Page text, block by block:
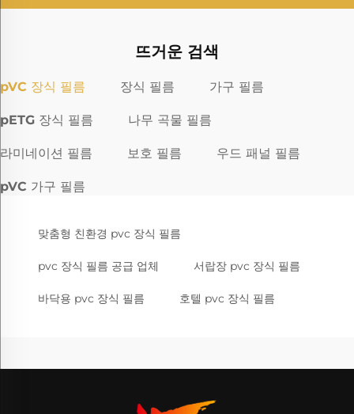
뜨거운 검색
pVC 장식 필름 장식 필름 가구 필름
pETG 장식 필름 나무 곡물 필름
라미네이션 필름 보호 필름 우드 패널 필름
pVC 가구 필름
맞춤형 친환경 pvc 장식 필름
pvc 장식 필름 공급 업체 서랍장 pvc 장식 필름
바닥용 pvc 장식 필름 호텔 pvc 장식 필름